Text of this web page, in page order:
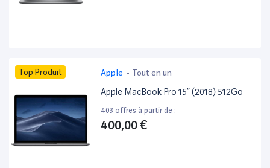
Top Produit Apple - Tout en un
Apple MacBook Pro 15” (2018) 512Go
403 offres à partir de :
400,00 €